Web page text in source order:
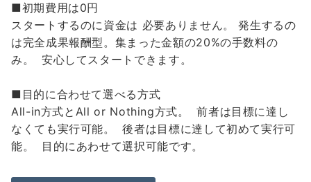
■初期費用は0円
スタートするのに資金は 必要ありません。 発生するの
は完全成果報酬型。集まった金額の20%の手数料の
み。 安心してスタートできます。
■目的に合わせて選べる方式
All-in方式とAll or Nothing方式。 前者は目標に達し
なくても実行可能。 後者は目標に達して初めて実行可
能。 目的にあわせて選択可能です。